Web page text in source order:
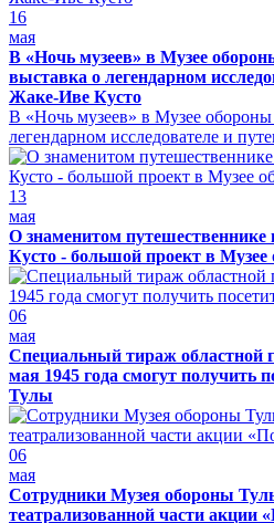
16
мая
В «Ночь музеев» в Музее
выставка о легендарном
Жаке-Иве Кусто
В «Ночь музеев» в Музее
легендарном исследователе и
13
мая
О знаменитом путешественнике
Кусто - большой проект в
06
мая
Специальный тираж областной
мая 1945 года смогут получить
Тулы
06
мая
Сотрудники Музея обороны
театрализованной части акции